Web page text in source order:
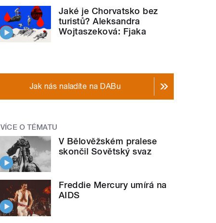
Jaké je Chorvatsko bez
turistů? Aleksandra
Wojtaszeková: Fjaka
Jak nás naladíte na DABu
VÍCE O TÉMATU
V Bělověžském pralese
skončil Sovětský svaz
Freddie Mercury umírá na
AIDS